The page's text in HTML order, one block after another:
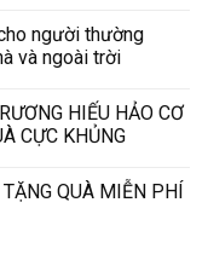
người thường
và ngoài trời
HIẾU HẢO CƠ
CỰC KHỦNG
QUÀ MIỄN PHÍ